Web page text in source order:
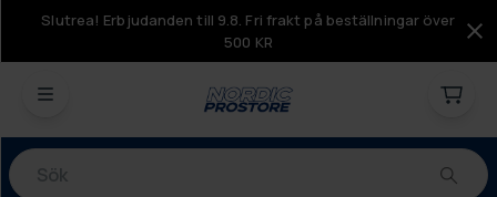
Slutrea! Erbjudanden till 9.8. Fri frakt på beställningar över
500 KR
Produkter